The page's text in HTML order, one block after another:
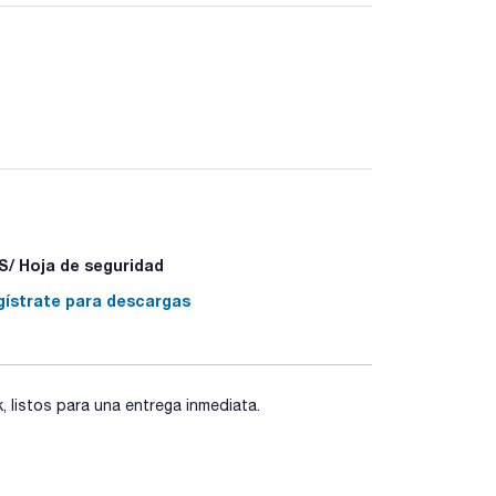
calidad que proporciona una alta
Hoja de seguridad
para descargas
para una entrega inmediata.